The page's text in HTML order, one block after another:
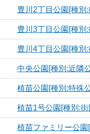
豊川2丁目公園[種別:
豊川3丁目公園[種別:
豊川4丁目公園[種別:
中央公園[種別:近隣
植苗公園[種別:特殊
植苗1号公園[種別:街
植苗ファミリー公園